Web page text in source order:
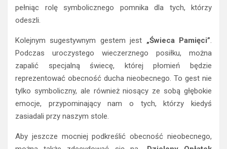
pełniąc rolę symbolicznego pomnika dla tych, którzy
odeszli.
Kolejnym sugestywnym gestem jest „Świeca Pamięci”.
Podczas uroczystego wieczerznego posiłku, można
zapalić specjalną świecę, której płomień będzie
reprezentować obecność ducha nieobecnego. To gest nie
tylko symboliczny, ale również niosący ze sobą głębokie
emocje, przypominający nam o tych, którzy kiedyś
zasiadali przy naszym stole.
Aby jeszcze mocniej podkreślić obecność nieobecnego,